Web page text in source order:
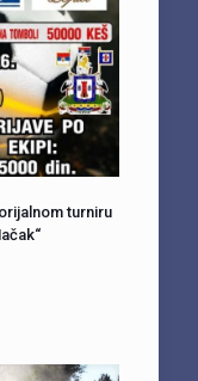
turniru